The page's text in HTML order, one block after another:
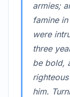
armies;
famine
were
three
be bold,
him.